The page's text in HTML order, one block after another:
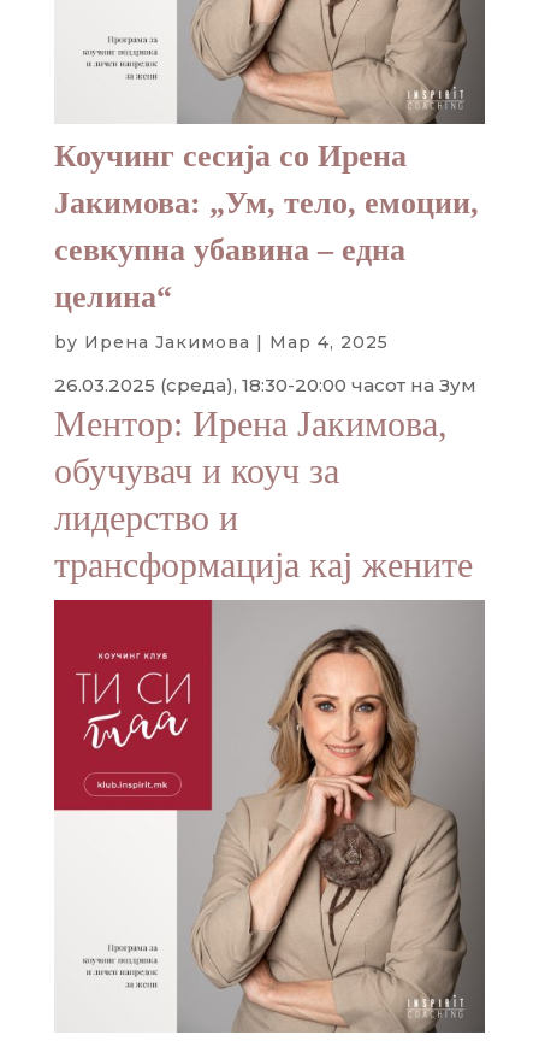
Коучинг сесија со Ирена
Јакимова: „Ум, тело, емоции,
севкупна убавина – една
целина“
by Ирена Јакимова | Мар 4, 2025
26.03.2025 (среда), 18:30-20:00 часот на Зум
Ментор: Ирена Јакимова,
обучувач и коуч за
лидерство и
трансформација кај жените